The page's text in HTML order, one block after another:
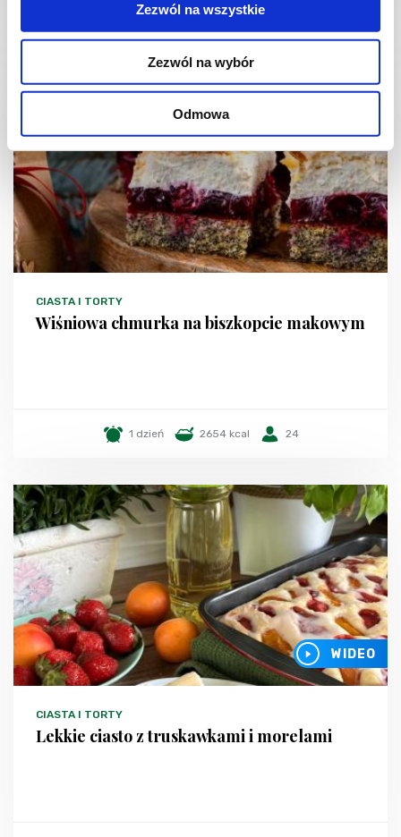
Zezwól na wszystkie
Zezwól na wybór
Odmowa
12955 kcal
CIASTA I TORTY
Wiśniowa chmurka na biszkopcie makowym
1 dzień 2654 kcal 24
WIDEO
CIASTA I TORTY
Lekkie ciasto z truskawkami i morelami